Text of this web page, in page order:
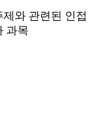
와 관련된 인접
과목